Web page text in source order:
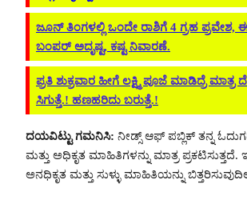
ಜೂನ್ ತಿಂಗಳಲ್ಲಿ ಒಂದೇ ರಾಶಿಗೆ 4 ಗ್ರಹ
ಬಂಪರ್ ಅದೃಷ್ಟ, ಕಷ್ಟ ನಿವಾರಣೆ.
ಪ್ರತಿ ಶುಕ್ರವಾರ ಹೀಗೆ ಲಕ್ಷ್ಮಿ ಪೂಜೆ ಮಾಡಿದ್ರೆ ಮಾತ್ರ
ಸಿಗುತ್ತೆ.! ಹಣಹರಿದು ಬರುತ್ತೆ.!
ದಯವಿಟ್ಟು ಗಮನಿಸಿ: ನೀಡ್ಸ್ ಆಫ್ ಪಬ್ಲಿಕ್ ತನ್ನ
ಮತ್ತು ಅಧಿಕೃತ ಮಾಹಿತಿಗಳನ್ನು ಮಾತ್ರ ಪ್ರಕಟಿಸುತ್ತದೆ.
ಅನಧಿಕೃತ ಮತ್ತು ಸುಳ್ಳು ಮಾಹಿತಿಯನ್ನು